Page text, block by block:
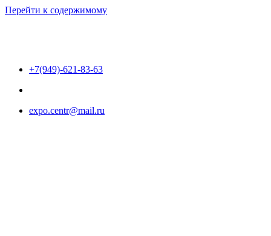
Перейти к содержимому
+7(949)-621-83-63
expo.centr@mail.ru